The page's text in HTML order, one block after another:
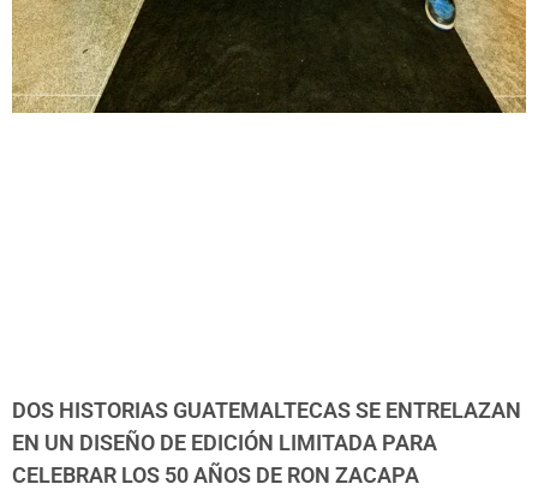
DOS HISTORIAS GUATEMALTECAS SE ENTRELAZAN
EN UN DISEÑO DE EDICIÓN LIMITADA PARA
CELEBRAR LOS 50 AÑOS DE RON ZACAPA